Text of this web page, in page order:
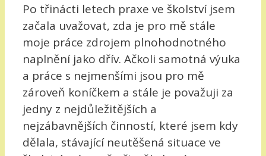
Po třinácti letech praxe ve školství jsem
začala uvažovat, zda je pro mě stále
moje práce zdrojem plnohodnotného
naplnění jako dřív. Ačkoli samotná výuka
a práce s nejmenšími jsou pro mě
zároveň koníčkem a stále je považuji za
jedny z nejdůležitějších a
nejzábavnějších činností, které jsem kdy
dělala, stávající neutěšená situace ve